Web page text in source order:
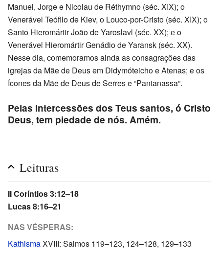
Manuel, Jorge e Nicolau de Réthymno (séc. XIX); o
Venerável Teófilo de Kiev, o Louco-por-Cristo (séc. XIX); o
Santo Hieromártir João de Yaroslavl (séc. XX); е o
Venerável Hieromártir Genádio de Yaransk (séc. XX).
Nesse dia, comemoramos ainda as consagrações das
igrejas da Mãe de Deus em Didymóteicho e Atenas; e os
Ícones da Mãe de Deus de Serres e “Pantanassa”.
Pelas intercessões dos Teus santos, ó Cristo
Deus, tem piedade de nós. Amém.
Leituras
II Coríntios 3:12–18
Lucas 8:16–21
NAS VÉSPERAS:
KathismaXVIII: Salmos 119–123, 124–128, 129–133